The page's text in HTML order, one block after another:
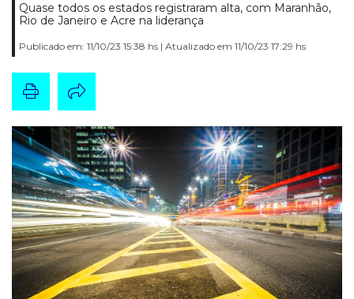
Quase todos os estados registraram alta, com Maranhão,
Rio de Janeiro e Acre na liderança
Publicado em: 11/10/23 15:38 hs | Atualizado em 11/10/23 17:29 hs